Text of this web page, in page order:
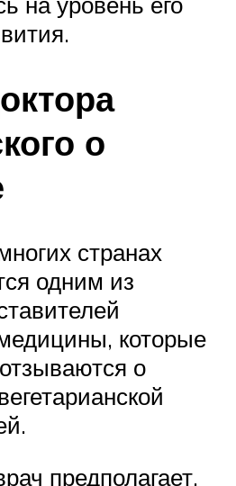
о
странах
одним из
которые
о
предполагает,